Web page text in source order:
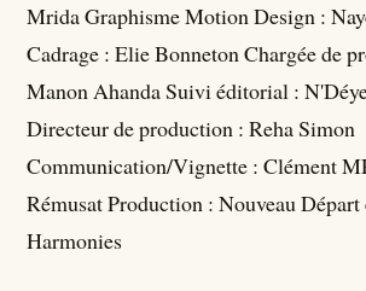
Mrida Graphisme Motion Design :
Cadrage : Elie Bonneton Chargée de
Manon Ahanda Suivi éditorial :
Directeur de production : Reha Simon
Communication/Vignette : Clément
Rémusat Production : Nouveau
Harmonies